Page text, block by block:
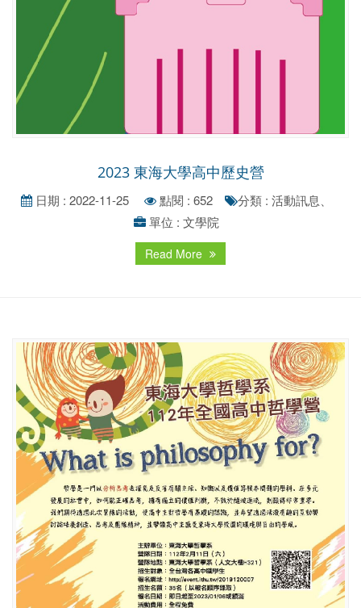
2023 東海大學高中歷史營
日期 : 2022-11-25 點閱 : 652
分類 : 活動訊息、
單位 : 文學院
Read More